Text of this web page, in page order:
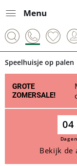
Menu
Speelhuisje op palen
GROTE
ZOMERSALE!
04
Dagen
Bekijk de